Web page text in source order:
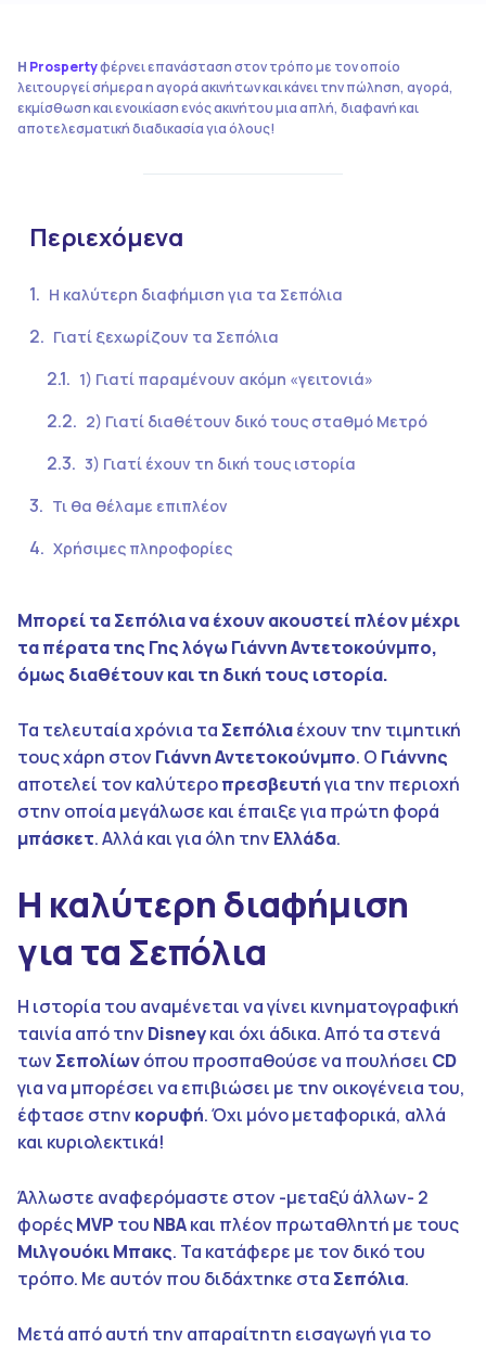
Η Prospertyφέρνει επανάσταση στον τρόπο με τον οποίο
λειτουργεί σήμερα η αγορά ακινήτων και κάνει την πώληση, αγορά,
εκμίσθωση και ενοικίαση ενός ακινήτου μια απλή, διαφανή και
αποτελεσματική διαδικασία για όλους!
Περιεχόμενα
Η καλύτερη διαφήμιση για τα Σεπόλια
Γιατί ξεχωρίζουν τα Σεπόλια
1) Γιατί παραμένουν ακόμη «γειτονιά»
2) Γιατί διαθέτουν δικό τους σταθμό Μετρό
3) Γιατί έχουν τη δική τους ιστορία
Τι θα θέλαμε επιπλέον
Χρήσιμες πληροφορίες
Μπορεί τα Σεπόλια να έχουν ακουστεί πλέον μέχρι
τα πέρατα της Γης λόγω Γιάννη Αντετοκούνμπο,
όμως διαθέτουν και τη δική τους ιστορία.
Τα τελευταία χρόνια τα Σεπόλιαέχουν την τιμητική
τους χάρη στον Γιάννη Αντετοκούνμπο. Ο Γιάννης
αποτελεί τον καλύτεροπρεσβευτήγια την περιοχή
στην οποία μεγάλωσε και έπαιξε για πρώτη φορά
μπάσκετ. Αλλά και για όλη την Ελλάδα.
Η καλύτερη διαφήμιση
για τα Σεπόλια
Η ιστορία του αναμένεται να γίνει κινηματογραφική
ταινία από την Disneyκαι όχι άδικα. Από τα στενά
των Σεπολίωνόπου προσπαθούσε να πουλήσει CD
για να μπορέσει να επιβιώσει με την οικογένεια του,
έφτασε στην κορυφή. Όχι μόνο μεταφορικά, αλλά
και κυριολεκτικά!
Άλλωστε αναφερόμαστε στον -μεταξύ άλλων- 2
φορέςMVP του NBAκαι πλέον πρωταθλητή με τους
Μιλγουόκι Μπακς. Τα κατάφερε με τον δικό του
τρόπο. Με αυτόν που διδάχτηκε στα Σεπόλια.
Μετά από αυτή την απαραίτητη εισαγωγή για το